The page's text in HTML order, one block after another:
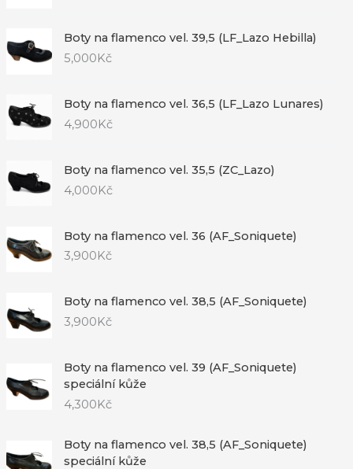
Boty na flamenco vel. 39,5 (LF_Lazo Hebilla)
5,000Kč
Boty na flamenco vel. 36,5 (LF_Lazo Lunares)
4,900Kč
Boty na flamenco vel. 35,5 (ZC_Lazo)
4,000Kč
Boty na flamenco vel. 36 (AF_Soniquete)
3,900 Kč
Boty na flamenco vel. 38,5 (AF_Soniquete)
3,900Kč
Boty na flamenco vel. 39 (AF_Soniquete)
speciální kůže
4,300Kč
Boty na flamenco vel. 38,5 (AF_Soniquete)
speciální kůže